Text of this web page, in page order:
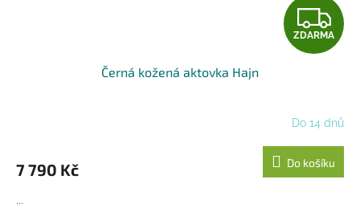
Z
D
R
M
A
ZDARMA
Černá kožená aktovka Hajn
Do 14 dnů
7 790 Kč Do košíku
...